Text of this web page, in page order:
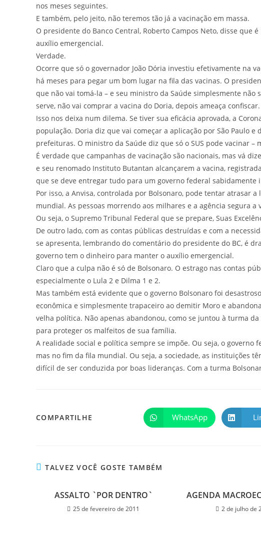
nos meses seguintes.
E também, pelo jeito, não teremos tão já a vacinação em massa.
O presidente do Banco Central, Roberto Campos Neto, disse
auxílio emergencial.
Verdade.
Ocorre que só o governador João Dória investiu efetivamente na
há meses para pegar um bom lugar na fila das vacinas. O
que não vai tomá-la – e seu ministro da Saúde simplesmente não
serve, não vai comprar a vacina do Doria, depois ameaça confiscar.
Isso nos deixa num dilema. Se tiver sua eficácia aprovada, a
população. Doria diz que vai começar a aplicação por São Paulo
prefeituras. O ministro da Saúde diz que só o SUS pode vacinar –
É verdade que campanhas de vacinação são nacionais, mas vá
e seu renomado Instituto Butantan alcançarem a vacina,
que se deve entregar tudo para um governo federal sabidamente
Por isso, a Anvisa, controlada por Bolsonaro, pode tentar atrasar
mundial. As pessoas morrendo aos milhares e a agência segura a
Ou seja, o Supremo Tribunal Federal que se prepare, Suas
De outro lado, com as contas públicas destruídas e com a
se apresenta, lembrando do comentário do presidente do BC, é
governo tem o dinheiro para manter o auxílio emergencial.
Claro que a culpa não é só de Bolsonaro. O estrago nas contas
especialmente o Lula 2 e Dilma 1 e 2.
Mas também está evidente que o governo Bolsonaro foi
econômica e simplesmente trapaceiro ao demitir Moro e
velha política. Não apenas abandonou, como se juntou à turma
para proteger os malfeitos de sua família.
A realidade social e política sempre se impõe. Ou seja, o governo
mas no fim da fila mundial. Ou seja, a sociedade, as instituições
difícil de ser conduzida por boas lideranças. Com a turma
COMPARTILHE WhatsApp
TALVEZ VOCÊ GOSTE TAMBÉM
ASSALTO `POR DENTRO`
25 de fevereiro de 2011
AGENDA
2 de julho de